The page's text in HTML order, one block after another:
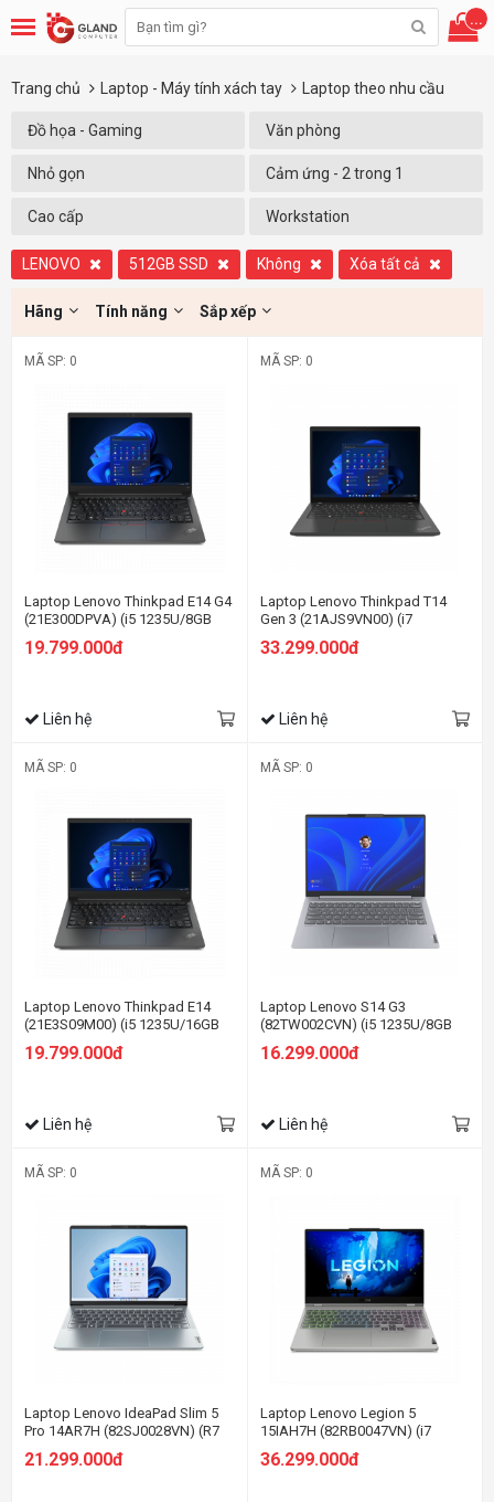
...
Trang chủ Laptop - Máy tính xách tay Laptop theo nhu cầu
Đồ họa - Gaming Văn phòng
Nhỏ gọn Cảm ứng - 2 trong 1
Cao cấp Workstation
LENOVO 512GB SSD Không Xóa tất cả
Hãng Tính năng Sắp xếp
MÃ SP: 0
Laptop Lenovo Thinkpad E14 G4
(21E300DPVA) (i5 1235U/8GB
Đen)
19.799.000đ
Liên hệ
MÃ SP: 0
Laptop Lenovo Thinkpad T14
Gen 3 (21AJS9VN00) (i7
SSD/14 WUXGA/Dos/Đen)
33.299.000đ
Liên hệ
MÃ SP: 0
Laptop Lenovo Thinkpad E14
(21E3S09M00) (i5 1235U/16GB
RAM/512GB SSD/14.0 FHD/Dos/
Đen)
19.799.000đ
Liên hệ
MÃ SP: 0
Laptop Lenovo S14 G3
(82TW002CVN) (i5 1235U/8GB
RAM/512GB SSD/14
FHD/Win11/Xám)
16.299.000đ
Liên hệ
MÃ SP: 0
Laptop Lenovo IdeaPad Slim 5
Pro 14AR7H (82SJ0028VN) (R7
SSD/14 2.8K/Win11/Xám)
21.299.000đ
MÃ SP: 0
Laptop Lenovo Legion 5
15IAH7H (82RB0047VN) (i7
SSD/15.6 QHD 165hz/RTX 3060
36.299.000đ